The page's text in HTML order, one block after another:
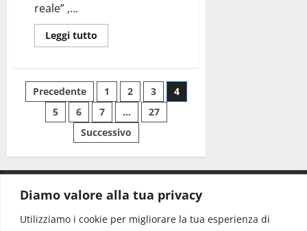
Diamo valore alla tua privacy
Utilizziamo i cookie per migliorare la tua esperienza di
reale” ,...
Leggi tutto
Precedente 1 2 3
4
5
6 7 …
27
Successivo